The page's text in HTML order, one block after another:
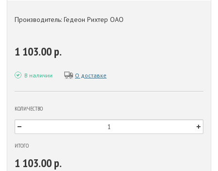
Производитель: Гедеон Рихтер ОАО
1 103.00 р.
В наличии О доставке
КОЛИЧЕСТВО
ИТОГО
1 103.00 р.